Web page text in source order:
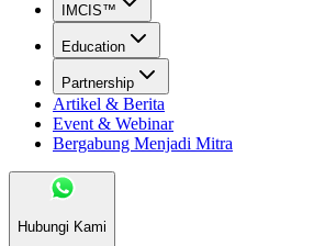
IMCIS™
Education
Partnership
Artikel & Berita
Event & Webinar
Bergabung Menjadi Mitra
Hubungi Kami